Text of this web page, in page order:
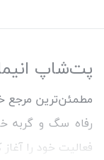
پت‌شاپ
مطمئن‌ترین مرجع
فعالیت خود را